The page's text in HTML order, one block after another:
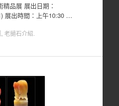
品展 展出日期：
展出時間：上午10:30 …
老撾石介紹